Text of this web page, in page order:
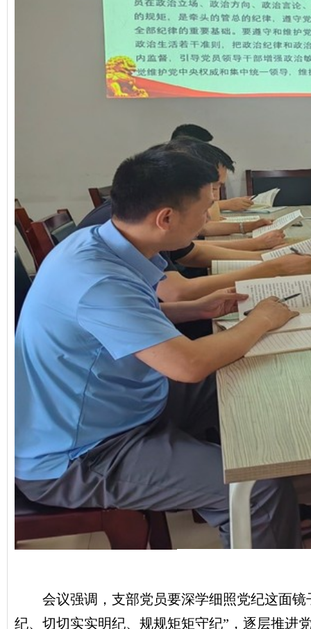
会议强调，支部党员要深学细照党纪这面
纪、切切实实明纪、规规矩矩守纪”，逐层推进